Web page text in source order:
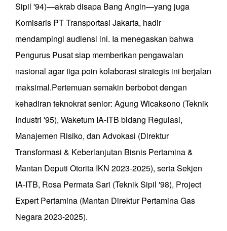
Sipil '94)—akrab disapa Bang Angin—yang juga
Komisaris PT Transportasi Jakarta, hadir
mendampingi audiensi ini. Ia menegaskan bahwa
Pengurus Pusat siap memberikan pengawalan
nasional agar tiga poin kolaborasi strategis ini berjalan
maksimal.Pertemuan semakin berbobot dengan
kehadiran teknokrat senior: Agung Wicaksono (Teknik
Industri '95), Waketum IA-ITB bidang Regulasi,
Manajemen Risiko, dan Advokasi (Direktur
Transformasi & Keberlanjutan Bisnis Pertamina &
Mantan Deputi Otorita IKN 2023-2025), serta Sekjen
IA-ITB, Rosa Permata Sari (Teknik Sipil '98), Project
Expert Pertamina (Mantan Direktur Pertamina Gas
Negara 2023-2025).